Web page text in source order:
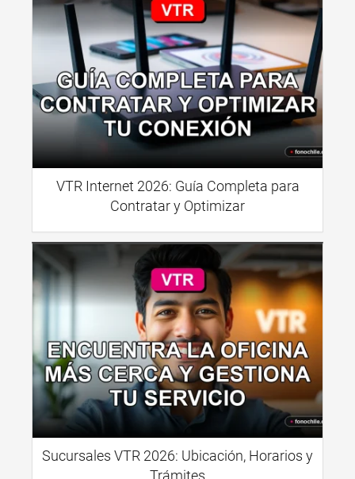
VTR Internet 2026: Guía Completa para
Contratar y Optimizar
Sucursales VTR 2026: Ubicación, Horarios y